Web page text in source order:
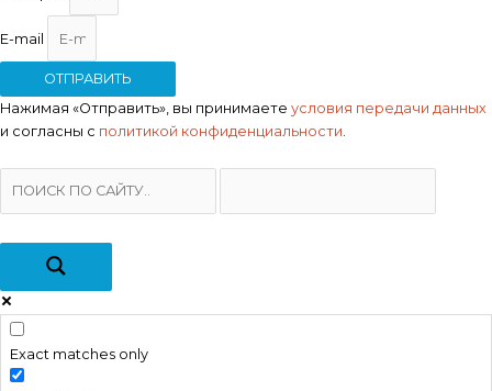
E-mail
ОТПРАВИТЬ
Нажимая «Отправить», вы принимаете условия передачи данных
и согласны с политикой конфиденциальности.
Exact matches only